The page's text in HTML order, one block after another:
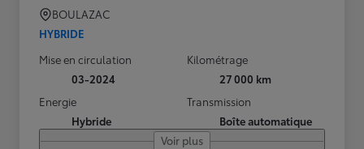
BOULAZAC
HYBRIDE
Mise en circulation
03-2024
Kilométrage
27 000 km
Energie
Hybride
Transmission
Boîte automatique
Voir plus